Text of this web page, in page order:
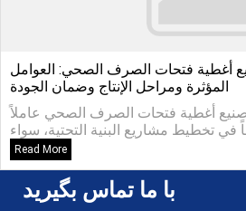
أغطية فتحات الصرف الصحي: العوامل
المؤثرة ومراحل الإنتاج وضمان الجودة
أغطية فتحات الصرف الصحي عاملاً
Read More
با ما تماس بگیرید